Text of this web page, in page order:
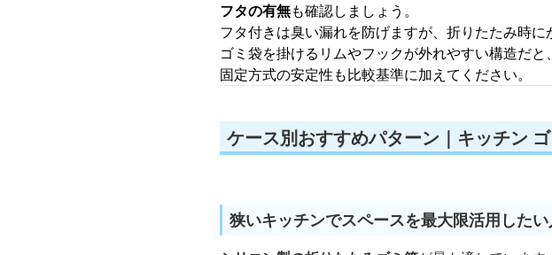
フタの有無も確認しましょう。
フタ付きは臭い漏れを防げますが、折りたたみ時に
ゴミ袋を掛けるリムやフックが外れやすい構造だ
固定方式の安定性も比較基準に加えてください。
ケース別おすすめパターン｜キッチン
狭いキッチンでスペースを最大限活用した